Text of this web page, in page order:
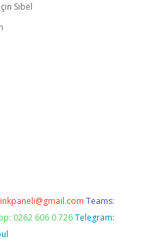
için Sibel
Teams:
0262 606 0 726 Telegram: